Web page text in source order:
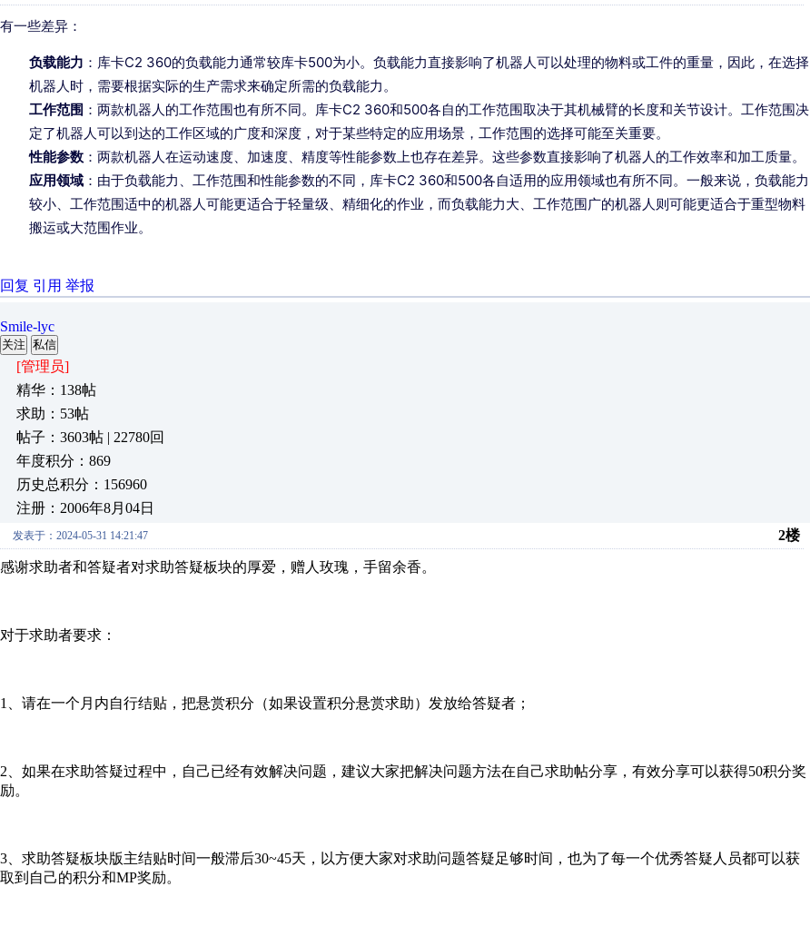
有一些差异：
负载能力 ：库卡C2 360的负载能力通常较库卡500为小。负载能力直接影响了机器人可以处理的物料或工件的重量，因此，在选择
机器人时，需要根据实际的生产需求来确定所需的负载能力。
工作范围 ：两款机器人的工作范围也有所不同。库卡C2 360和500各自的工作范围取决于其机械臂的长度和关节设计。工作范围决
定了机器人可以到达的工作区域的广度和深度，对于某些特定的应用场景，工作范围的选择可能至关重要。
性能参数 ：两款机器人在运动速度、加速度、精度等性能参数上也存在差异。这些参数直接影响了机器人的工作效率和加工质量。
应用领域 ：由于负载能力、工作范围和性能参数的不同，库卡C2 360和500各自适用的应用领域也有所不同。一般来说，负载能力
较小、工作范围适中的机器人可能更适合于轻量级、精细化的作业，而负载能力大、工作范围广的机器人则可能更适合于重型物料
搬运或大范围作业。
回复 引用 举报
Smile-lyc
关注 私信
[管理员]
精华：138帖
求助：53帖
帖子：3603帖 | 22780回
年度积分：869
历史总积分：156960
注册：2006年8月04日
发表于：2024-05-31 14:21:47 2楼
感谢求助者和答疑者对求助答疑板块的厚爱，赠人玫瑰，手留余香。
对于求助者要求：
1、请在一个月内自行结贴，把悬赏积分（如果设置积分悬赏求助）发放给答疑者；
2、如果在求助答疑过程中，自己已经有效解决问题，建议大家把解决问题方法在自己求助帖分享，有效分享可以获得50积分奖
励。
3、求助答疑板块版主结贴时间一般滞后30~45天，以方便大家对求助问题答疑足够时间，也为了每一个优秀答疑人员都可以获
取到自己的积分和MP奖励。